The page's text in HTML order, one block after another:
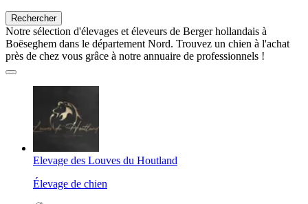
Rechercher
Notre sélection d'élevages et éleveurs de Berger hollandais à
Boëseghem dans le département Nord. Trouvez un chien à l'achat
près de chez vous grâce à notre annuaire de professionnels !
Elevage des Louves du Houtland
Élevage de chien